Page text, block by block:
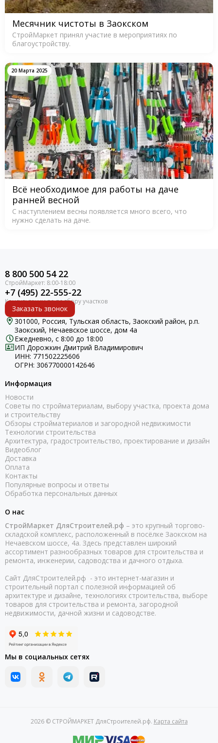
Месячник чистоты в Заокском
СтройМаркет принял участие в мероприятиях по
благоустройству.
20 Марта 2025
Всё необходимое для работы на даче
ранней весной
С наступлением весны появляется много всего, что
нужно сделать на даче.
8 800 500 54 22
+7 (495) 22-555-22
Заказать звонок
301000, Россия, Тульская область, Заокский район, р.п.
Заокский, Нечаевское шоссе, дом 4а
Ежедневно, с 8:00 до 18:00
ИП Дорожкин Дмитрий Владимирович
ИНН: 771502225606
ОГРН: 306770000142646
Информация
Новости
Советы по стройматериалам, выбору участка, проекта дома
и строительству
Обзоры стройматериалов и загородной недвижимости
Технологии строительства
Архитектура, градостроительство, проектирование и дизайн
Видеоблог
Доставка
Оплата
Контакты
Популярные вопросы и ответы
Обработка персональных данных
О нас
СтройМаркет ДляСтроителей.рф – это крупный торгово-
складской комплекс, расположенный в посёлке Заокском на
Нечаевском шоссе, 4а. Здесь представлен широкий
ассортимент разнообразных товаров для строительства и
ремонта, инженерии, садоводства и дачного отдыха.
Сайт ДляСтроителей.рф - это интернет-магазин и
строительный портал с полезной информацией об
архитектуре и дизайне, технологиях строительства, выборе
товаров для строительства и ремонта, загородной
недвижимости, дачной жизни и садоводстве.
Мы в социальных сетях
2026 © СТРОЙМАРКЕТ ДляСтроителей.рф. Карта сайта